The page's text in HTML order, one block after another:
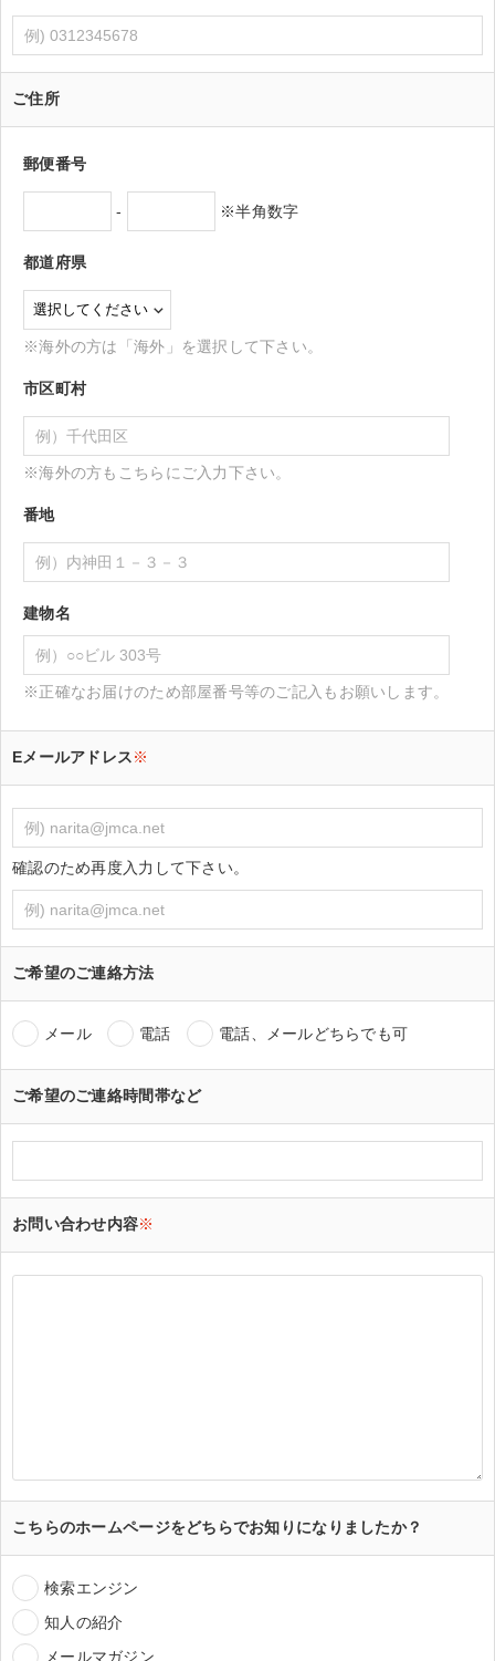
ご住所
郵便番号
- ※半角数字
都道府県
※海外の方は「海外」を選択して下さい。
市区町村
※海外の方もこちらにご入力下さい。
番地
建物名
※正確なお届けのため部屋番号等のご記入もお願いします。
Eメールアドレス※
確認のため再度入力して下さい。
ご希望のご連絡方法
メール 電話 電話、メールどちらでも可
ご希望のご連絡時間帯など
お問い合わせ内容※
こちらのホームページをどちらでお知りになりましたか？
検索エンジン
知人の紹介
メールマガジン